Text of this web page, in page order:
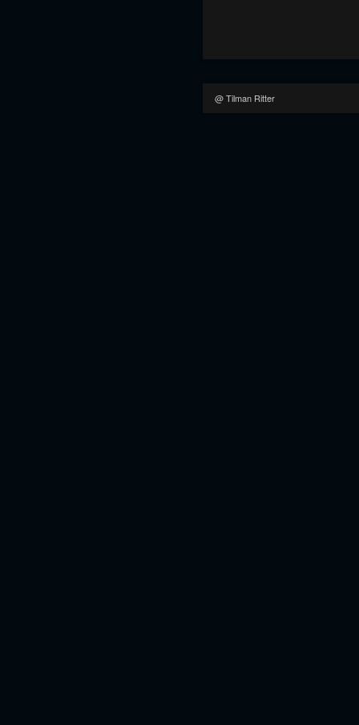
@ Tilman Ritter